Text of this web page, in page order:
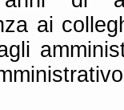
ai